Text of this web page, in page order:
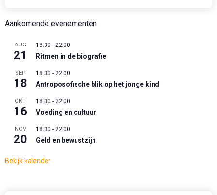
Aankomende evenementen
AUG
21
18:30 - 22:00
Ritmen in de biografie
SEP
18
18:30 - 22:00
Antroposofische blik op het jonge kind
OKT
16
18:30 - 22:00
Voeding en cultuur
NOV
20
18:30 - 22:00
Geld en bewustzijn
Bekijk kalender